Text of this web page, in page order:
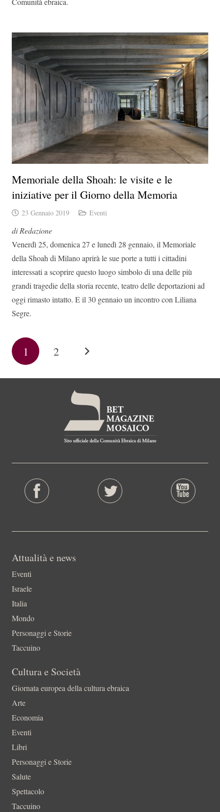
Memoriale della Shoah: le visite e le
iniziative per il Giorno della Memoria
23 Gennaio 2019 Eventi
di Redazione
Venerdì 25, domenica 27 e lunedì 28 gennaio, il Memoriale
della Shoah di Milano aprirà le sue porte a tutti i cittadini
interessati a scoprire questo luogo simbolo di una delle più
grandi tragedie della storia recente, teatro delle deportazioni ad
oggi rimasto intatto. E il 30 gennaio un incontro con Liliana
Segre.
1 2
Attualità e news
Eventi
Israele
Italia
Mondo
Personaggi e Storie
Taccuino
Cultura e Società
Giornata europea della cultura ebraica
Arte
Economia
Eventi
Libri
Personaggi e Storie
Salute
Spettacolo
Taccuino